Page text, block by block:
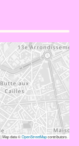
|Map data ©OpenStreetMapcontributors